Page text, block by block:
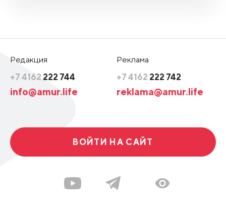
Редакция
+7 4162 222 744
info@amur.life
Реклама
+7 4162 222 742
reklama@amur.life
ВОЙТИ НА САЙТ